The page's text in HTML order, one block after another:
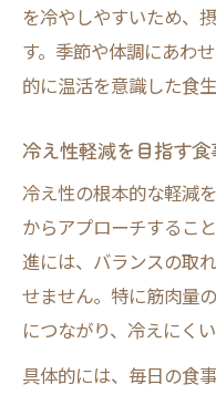
を冷やしやすいため、
す。季節や体調にあわ
的に温活を意識した食
冷え性軽減を目指す
冷え性の根本的な軽減
からアプローチするこ
進には、バランスの取
せません。特に筋肉量
につながり、冷えにく
具体的には、毎日の食